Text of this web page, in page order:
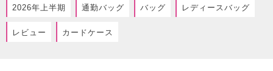
2026年上半期 通勤バッグ バッグ レディースバッグ
レビュー カードケース